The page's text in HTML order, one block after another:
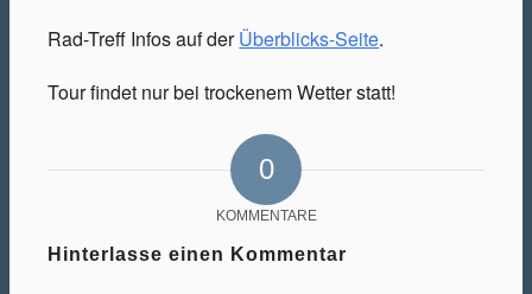
Rad-Treff Infos auf derÜberblicks-Seite.
Tour findet nur bei trockenem Wetter statt!
0
KOMMENTARE
Hinterlasse einen Kommentar